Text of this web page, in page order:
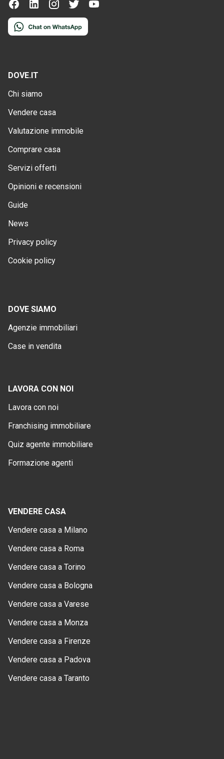
DOVE.IT
Chi siamo
Vendere casa
Valutazione immobile
Comprare casa
Servizi offerti
Opinioni e recensioni
Guide
News
Privacy policy
Cookie policy
DOVE SIAMO
Agenzie immobiliari
Case in vendita
LAVORA CON NOI
Lavora con noi
Franchising immobiliare
Quiz agente immobiliare
Formazione agenti
VENDERE CASA
Vendere casa a Milano
Vendere casa a Roma
Vendere casa a Torino
Vendere casa a Bologna
Vendere casa a Varese
Vendere casa a Monza
Vendere casa a Firenze
Vendere casa a Padova
Vendere casa a Taranto